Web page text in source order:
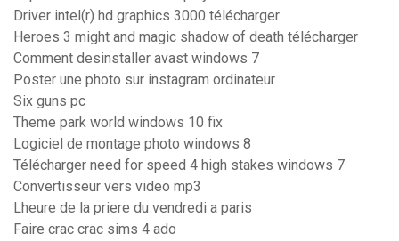
Driver intel(r) hd graphics 3000 télécharger
Heroes 3 might and magic shadow of death télécharger
Comment desinstaller avast windows 7
Poster une photo sur instagram ordinateur
Six guns pc
Theme park world windows 10 fix
Logiciel de montage photo windows 8
Télécharger need for speed 4 high stakes windows 7
Convertisseur vers video mp3
Lheure de la priere du vendredi a paris
Faire crac crac sims 4 ado